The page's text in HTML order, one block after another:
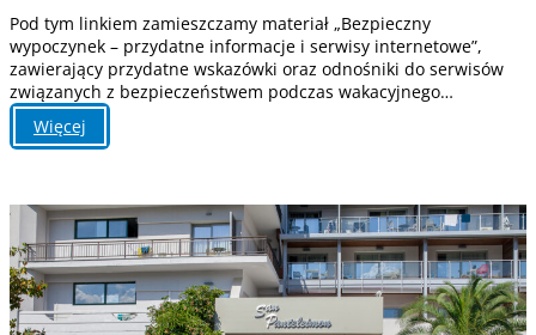
Pod tym linkiem zamieszczamy materiał „Bezpieczny
wypoczynek – przydatne informacje i serwisy internetowe”,
zawierający przydatne wskazówki oraz odnośniki do serwisów
związanych z bezpieczeństwem podczas wakacyjnego…
Więcej
Bezpieczny
przydatne
informacje
i
serwisy
internetowe